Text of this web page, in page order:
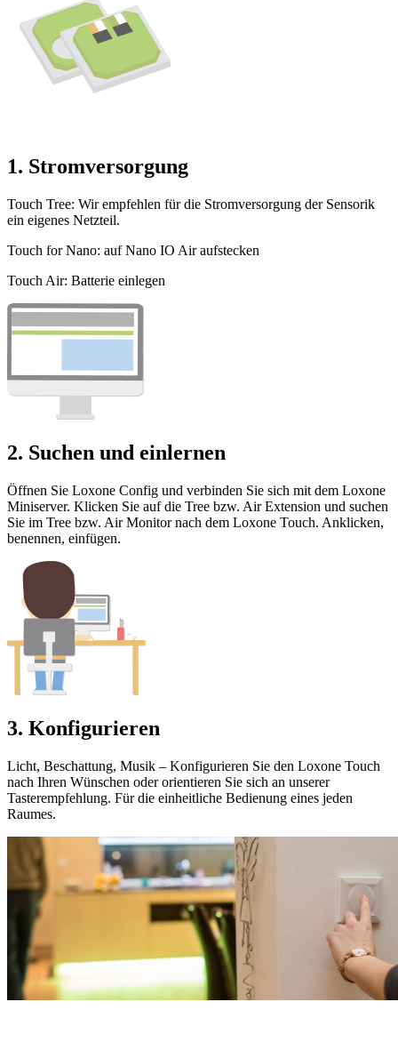
1. Stromversorgung
Touch Tree: Wir empfehlen für die Stromversorgung der Sensorik
ein eigenes Netzteil.
Touch for Nano: auf Nano IO Air aufstecken
Touch Air: Batterie einlegen
2. Suchen und einlernen
Öffnen Sie Loxone Config und verbinden Sie sich mit dem Loxone
Miniserver. Klicken Sie auf die Tree bzw. Air Extension und suchen
Sie im Tree bzw. Air Monitor nach dem Loxone Touch. Anklicken,
benennen, einfügen.
3. Konfigurieren
Licht, Beschattung, Musik – Konfigurieren Sie den Loxone Touch
nach Ihren Wünschen oder orientieren Sie sich an unserer
Tasterempfehlung. Für die einheitliche Bedienung eines jeden
Raumes.